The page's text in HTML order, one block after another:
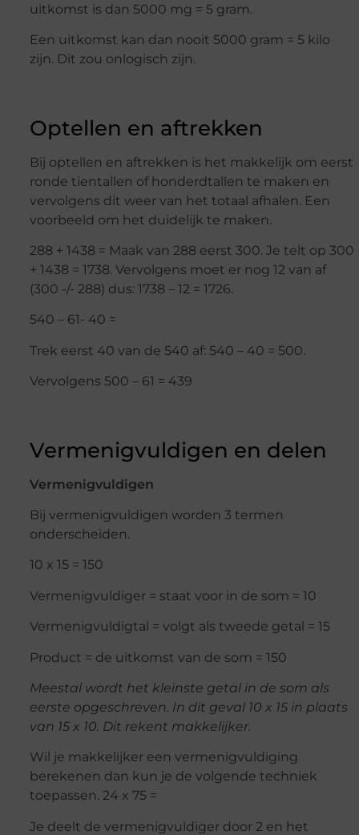
uitkomst is dan 5000 mg = 5 gram.
Een uitkomst kan dan nooit 5000 gram = 5 kilo
zijn. Dit zou onlogisch zijn.
Optellen en aftrekken
Bij optellen en aftrekken is het makkelijk om eerst
ronde tientallen of honderdtallen te maken en
vervolgens dit weer van het totaal afhalen. Een
voorbeeld om het duidelijk te maken.
288 + 1438 = Maak van 288 eerst 300. Je telt op 300
+ 1438 = 1738. Vervolgens moet er nog 12 van af
(300 -/- 288) dus: 1738 – 12 = 1726.
540 – 61- 40 =
Trek eerst 40 van de 540 af: 540 – 40 = 500.
Vervolgens 500 – 61 = 439
Vermenigvuldigen en delen
Vermenigvuldigen
Bij vermenigvuldigen worden 3 termen
onderscheiden.
10 x 15 = 150
Vermenigvuldiger = staat voor in de som = 10
Vermenigvuldigtal = volgt als tweede getal = 15
Product = de uitkomst van de som = 150
Meestal wordt het kleinste getal in de som als
eerste opgeschreven. In dit geval 10 x 15 in plaats
van 15 x 10. Dit rekent makkelijker.
Wil je makkelijker een vermenigvuldiging
berekenen dan kun je de volgende techniek
toepassen. 24 x 75 =
Je deelt de vermenigvuldiger door 2 en het